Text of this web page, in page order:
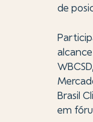
de
Brasil
em